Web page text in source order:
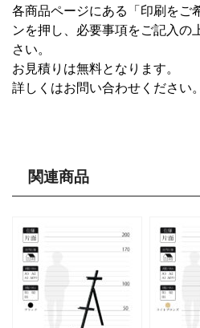
各商品ページにある「印刷をご
ンを押し、必要事項をご記入の
さい。
お見積りは無料となります。
詳しくはお問い合わせください。
関連商品